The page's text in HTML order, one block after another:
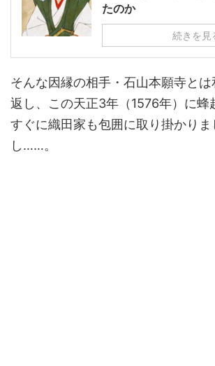
たのか
続きを見
そんな因縁の相手・石山本願寺とは
返し、この天正3年（1576年）に蜂
すぐに織田家も包囲に取り掛かり
し……。